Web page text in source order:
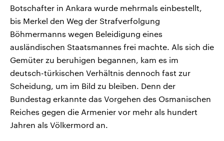
Botschafter in Ankara wurde mehrmals einbestellt,
bis Merkel den Weg der Strafverfolgung
Böhmermanns wegen Beleidigung eines
ausländischen Staatsmannes frei machte. Als sich die
Gemüter zu beruhigen begannen, kam es im
deutsch-türkischen Verhältnis dennoch fast zur
Scheidung, um im Bild zu bleiben. Denn der
Bundestag erkannte das Vorgehen des Osmanischen
Reiches gegen die Armenier vor mehr als hundert
Jahren als Völkermord an.